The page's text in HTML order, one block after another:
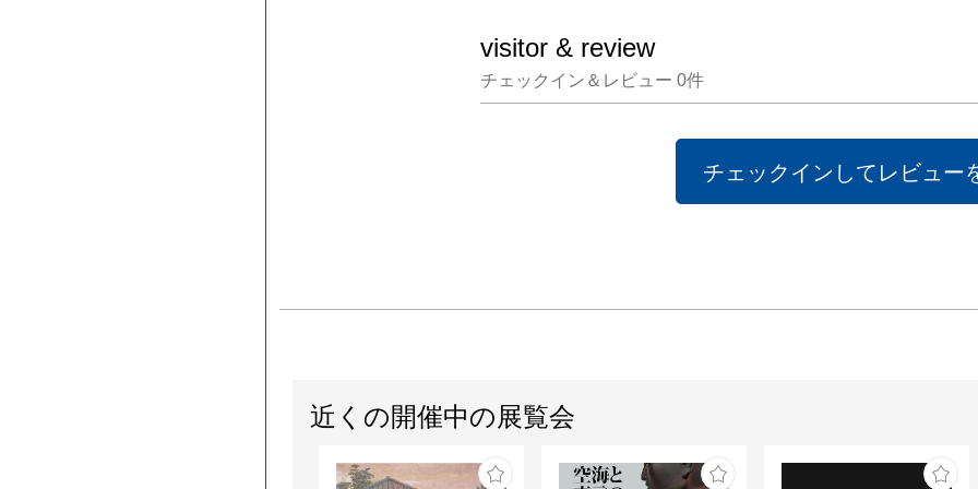
visitor & review
チェックイン＆レビュー 0件
チェックインしてレビュー
近くの開催中の展覧会